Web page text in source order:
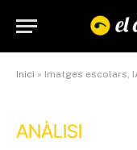
Inici » Imatges escolars, IA i pederàstia a
ANÀLISI